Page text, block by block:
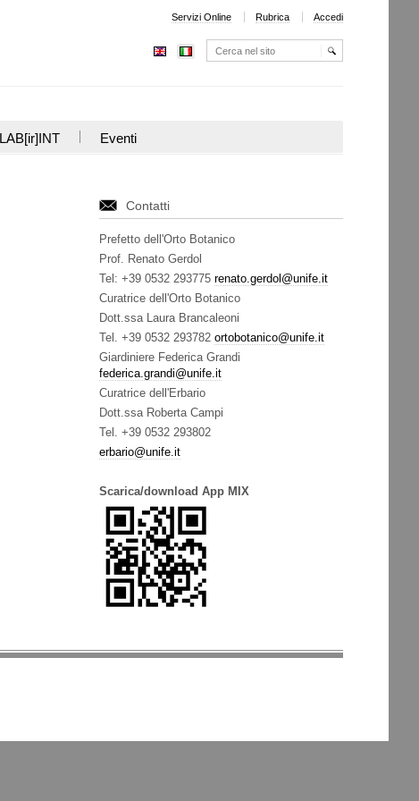
Servizi Online Rubrica Accedi
Cerca nel sito
LAB[ir]INT Eventi
Contatti
Prefetto dell'Orto Botanico
Prof. Renato Gerdol
Tel: +39 0532 293775 renato.gerdol@unife.it
Curatrice dell'Orto Botanico
Dott.ssa Laura Brancaleoni
Tel. +39 0532 293782 ortobotanico@unife.it
Giardiniere Federica Grandi
federica.grandi@unife.it
Curatrice dell'Erbario
Dott.ssa Roberta Campi
Tel. +39 0532 293802
erbario@unife.it
Scarica/download App MIX